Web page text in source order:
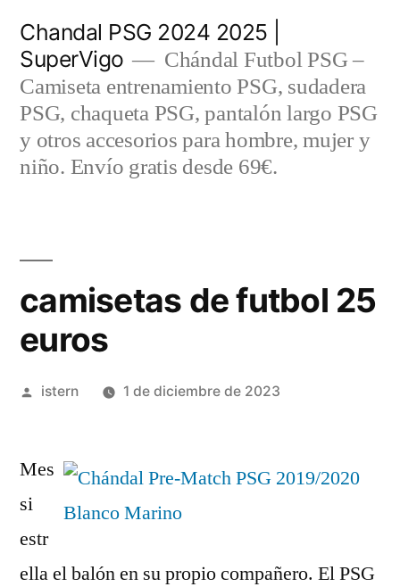
contenido
Chandal PSG 2024 2025 |
SuperVigo
Chándal Futbol PSG –
Camiseta entrenamiento PSG, sudadera
PSG, chaqueta PSG, pantalón largo PSG
y otros accesorios para hombre, mujer y
niño. Envío gratis desde 69€.
camisetas de futbol 25
euros
Publicado
istern 1 de diciembre de 2023
Mes
si
estr
ella el balón en su propio compañero. El PSG